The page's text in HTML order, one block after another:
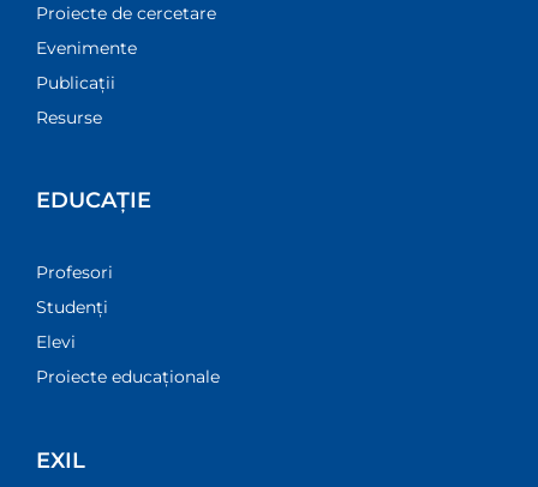
Proiecte de cercetare
Evenimente
Publicații
Resurse
EDUCAȚIE
Profesori
Studenți
Elevi
Proiecte educaționale
EXIL